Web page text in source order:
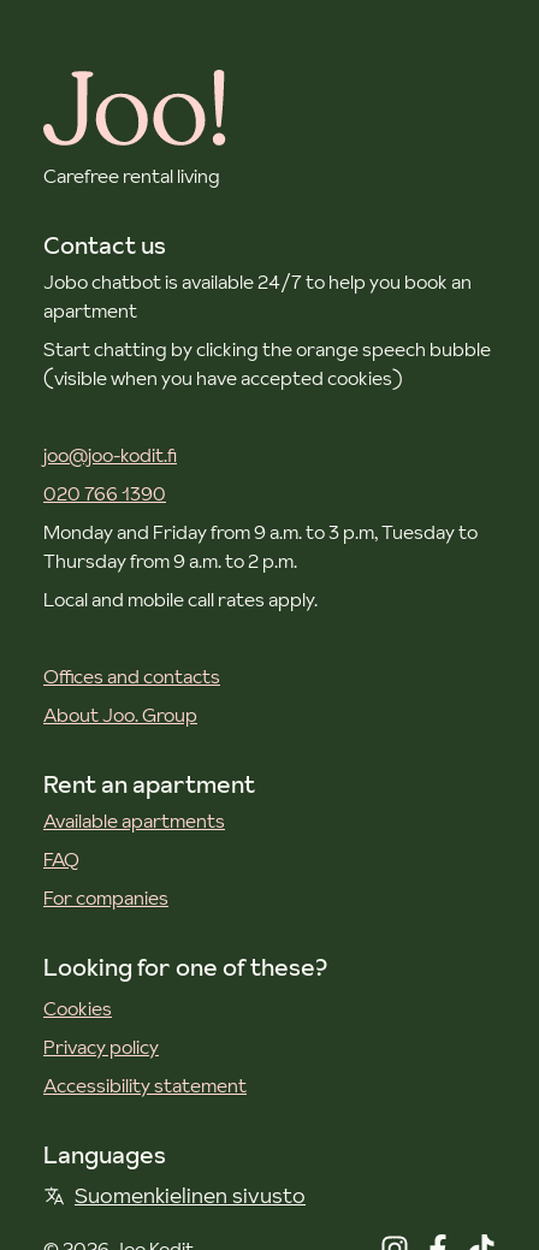
Carefree rental living
Contact us
Jobo chatbot is available 24/7 to help you book an
apartment
Start chatting by clicking the orange speech bubble
(visible when you have accepted cookies)
joo@joo-kodit.fi
020 766 1390
Monday and Friday from 9 a.m. to 3 p.m, Tuesday to
Thursday from 9 a.m. to 2 p.m.
Local and mobile call rates apply.
Offices and contacts
About Joo. Group
Rent an apartment
Available apartments
FAQ
For companies
Looking for one of these?
Cookies
Privacy policy
Accessibility statement
Languages
Suomenkielinen sivusto